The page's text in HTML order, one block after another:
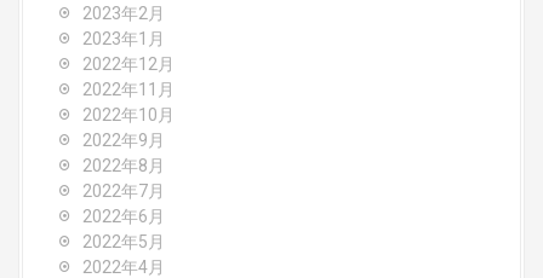
2023年2月
2023年1月
2022年12月
2022年11月
2022年10月
2022年9月
2022年8月
2022年7月
2022年6月
2022年5月
2022年4月